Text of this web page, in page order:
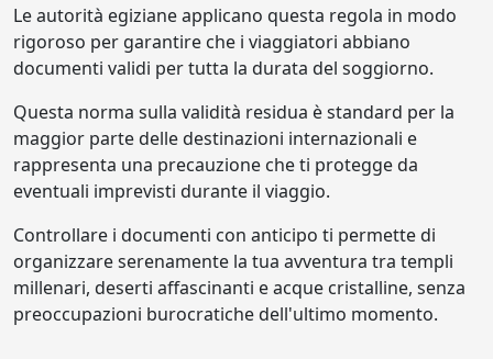
Le autorità egiziane applicano questa regola in modo
rigoroso per garantire che i viaggiatori abbiano
documenti validi per tutta la durata del soggiorno.
Questa norma sulla validità residua è standard per la
maggior parte delle destinazioni internazionali e
rappresenta una precauzione che ti protegge da
eventuali imprevisti durante il viaggio.
Controllare i documenti con anticipo ti permette di
organizzare serenamente la tua avventura tra templi
millenari, deserti affascinanti e acque cristalline, senza
preoccupazioni burocratiche dell'ultimo momento.